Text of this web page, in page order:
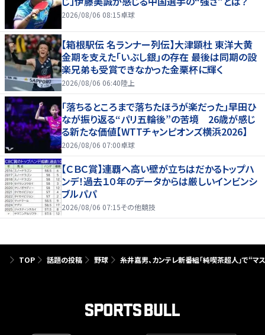
2026/08/06 08:15卓球
【箱根駅伝 名ランナー列伝】大津顕杜 東洋大黄
金期を支えた「いぶし銀」の存在 最後は同期の設
楽兄弟も受賞できなかった金栗杯に輝く
2026/08/06 06:40陸上
「落ちるところまで落ちたほうが楽だった」早田ひ
なが振り返る“パリ五輪後”の苦境 26歳が感じ
る新たな価値【WTTチャンピオンズ横浜2026】
2026/08/06 07:00卓球
【ＣＢＣ賞】連覇へ高い壁が立ちはだかるトップハ
ンデ！過去１０年のデータからは厳しいインビンシ
ブルパパ
2026/08/06 07:15その他競技
TOP 話題の投稿 野球 糸井嘉男、カンテレ新番組「純喫茶超人」で“マ